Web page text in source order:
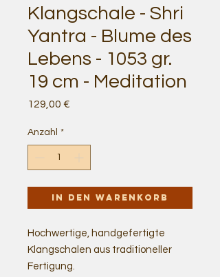
Klangschale - Shri
Yantra - Blume des
Lebens - 1053 gr.
19 cm - Meditation
129,00 €
Anzahl *
In den Warenkorb
Hochwertige, handgefertigte
Klangschalen aus traditioneller
Fertigung.